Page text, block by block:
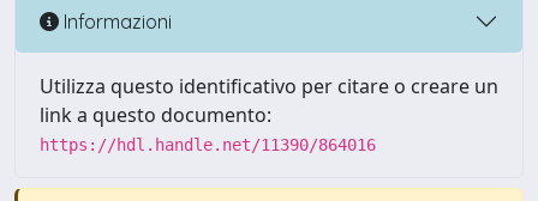
Informazioni
Utilizza questo identificativo per citare o creare un
link a questo documento:
https://hdl.handle.net/11390/864016